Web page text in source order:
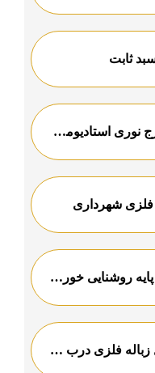
ثابت
شرکت های انواع برج نوری استادیومی باکیفیت
شهرداری
قیمت فروش انواع پایه روشنایی خورشیدی باکیفیت
کارخانه تولید سطل زباله فلزی درب دار